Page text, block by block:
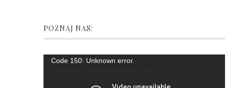
POZNAJ NAS:
Video
Code 150: Unknown error.